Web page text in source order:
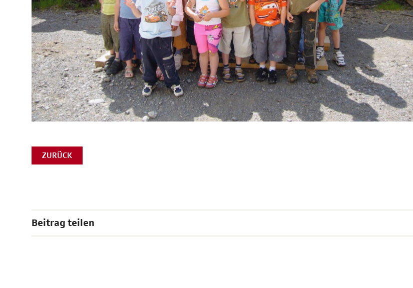
ZURÜCK
Beitrag teilen